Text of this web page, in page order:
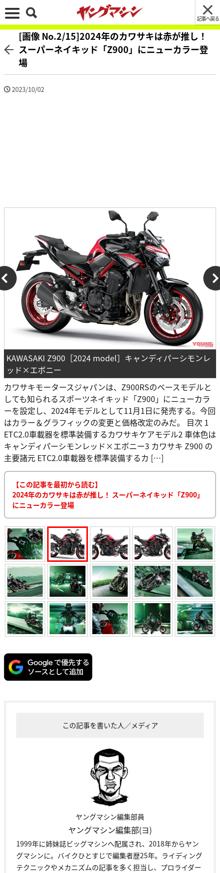
記事へ戻る
[画像 No.2/15]2024年のカワサキは赤が推し！
スーパーネイキッド「Z900」にニューカラー登
場
2023/10/02
KAWASAKI Z900［2024 model］キャンディパーシモンレ
ッド×エボニー
カワサキモータースジャパンは、Z900RSのベースモデルと
しても知られるスポーツネイキッド「Z900」にニューカラ
ーを設定し、2024年モデルとして11月1日に発売する。今回
はカラー＆グラフィックの変更と価格改定のみだ。 目次 1
ETC2.0車載器を標準装備するカワサキケアモデル2 車体色は
キャンディパーシモンレッド×エボニー3 カワサキ Z900 の
主要諸元 ETC2.0車載器を標準装備するカ […]
【この記事を最初から読む】
2024年のカワサキは赤が推し！ スーパーネイキッド「Z900」
にニューカラー登場
この記事を書いた人／メディア
ヤングマシン編集部員
ヤングマシン編集部(ヨ)
1999年に姉妹誌ビッグマシンへ配属され、2018年からヤン
グマシンに。バイクひとすじで編集者歴25年。ライディング
テクニックやメカニズムの記事を多く担当し、プロライダー